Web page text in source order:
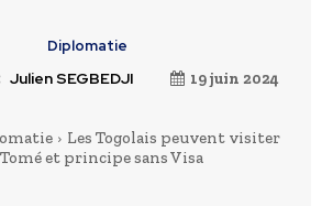
Diplomatie
Julien SEGBEDJI 19 juin 2024
Les Togolais peuvent visiter
Tomé et principe sans Visa